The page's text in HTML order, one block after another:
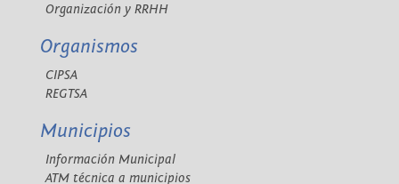
Organización y RRHH
Organismos
CIPSA
REGTSA
Municipios
Información Municipal
ATM técnica a municipios